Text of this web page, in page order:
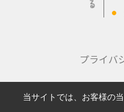
●
プライバ
当サイトでは、お客様の